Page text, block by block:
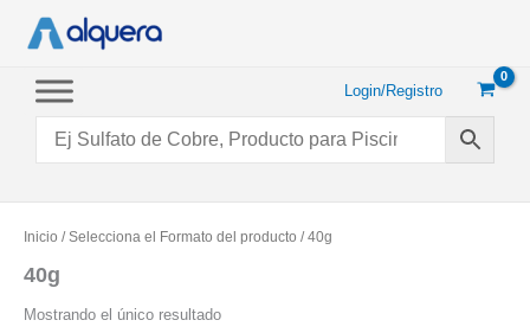
Login/Registro
Inicio / Selecciona el Formato del producto / 40g
40g
Mostrando el único resultado